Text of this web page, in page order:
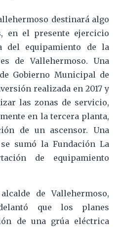
destinará algo
en el presente ejercicio
del equipamiento de la
de Vallehermoso. Una
Gobierno Municipal de
realizada en 2017 y
las zonas de servicio,
en la tercera planta,
de un ascensor. Una
sumó la Fundación La
de equipamiento
de Vallehermoso,
que los planes
de una grúa eléctrica